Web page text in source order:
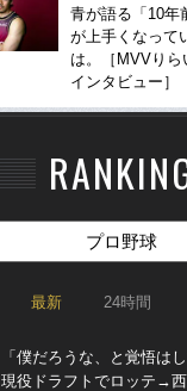
青が語る「10年
が上手くなって
は。［MVVり
インタビュー］
プロ野球
最新 24時間
「僕だろうな、と覚悟は
現役ドラフトでロッテ→